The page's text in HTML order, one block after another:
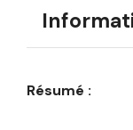
Résumé :